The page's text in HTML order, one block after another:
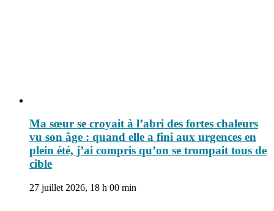
Ma sœur se croyait à l’abri des fortes chaleurs
vu son âge : quand elle a fini aux urgences en
plein été, j’ai compris qu’on se trompait tous de
cible
27 juillet 2026, 18 h 00 min